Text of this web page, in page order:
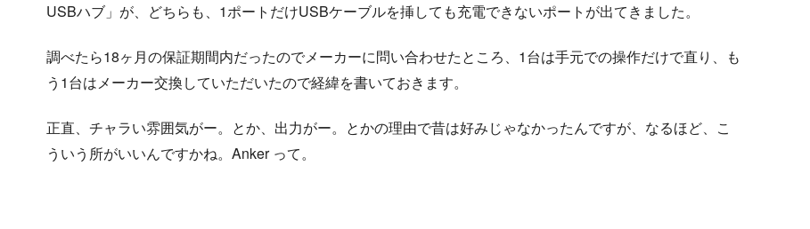
USBハブ」が、どちらも、1ポートだけUSBケーブルを挿しても充電できないポートが出てきました。
調べたら18ヶ月の保証期間内だったのでメーカーに問い合わせたところ、1台は手元での操作だけで直り、も
う1台はメーカー交換していただいたので経緯を書いておきます。
正直、チャラい雰囲気がー。とか、出力がー。とかの理由で昔は好みじゃなかったんですが、なるほど、こ
ういう所がいいんですかね。Anker って。